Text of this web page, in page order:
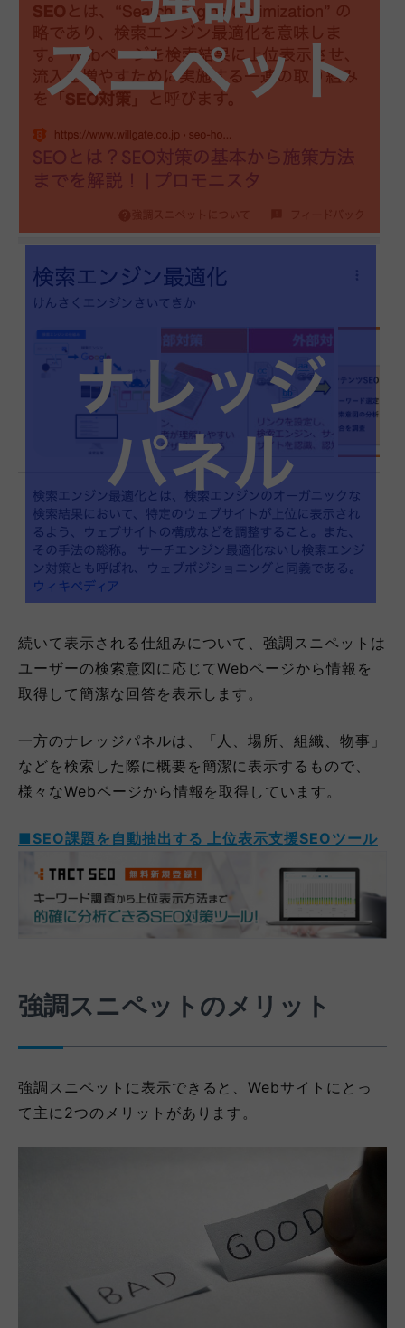
続いて表示される仕組みについて、強調スニペットは
ユーザーの検索意図に応じてWebページから情報を
取得して簡潔な回答を表示します。
一方のナレッジパネルは、「人、場所、組織、物事」
などを検索した際に概要を簡潔に表示するもので、
様々なWebページから情報を取得しています。
■SEO課題を自動抽出する 上位表示支援SEOツール
強調スニペットのメリット
強調スニペットに表示できると、Webサイトにとっ
て主に2つのメリットがあります。